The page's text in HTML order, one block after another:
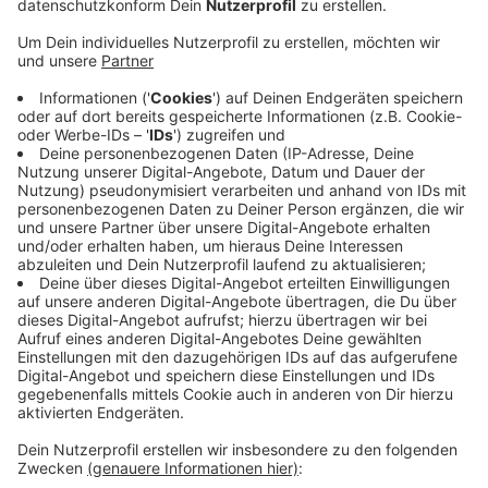
Rückgänge gab es jedoch auch bei den Taufen, den
Erstkommunionen, Firmungen und der Zahl der
Bestattungen.
Veröffentlicht: Freitag, 28.03.2025 07:38
Anzeige
Auch wenn die Austrittszahlen im vergangenen Jahr
spürbar zurückgegangen seien, sei die kein Grund,
erleichtert aufzuatmen und weiterzumachen wie
früher, so Weihbischof Lohmann. Nach Angaben des
Bistums lebten im vergangenen Jahr rund 167.860
Katholiken im Kreis Kleve. Über 3700 weniger als im
Jahr zuvor.